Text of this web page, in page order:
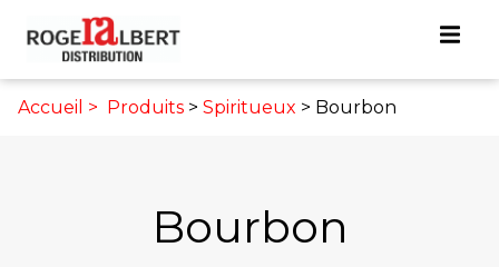
Accueil > Produits > Spiritueux > Bourbon
Bourbon